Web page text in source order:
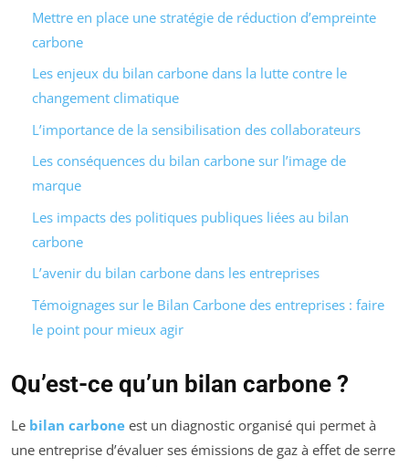
Mettre en place une stratégie de réduction d’empreinte
carbone
Les enjeux du bilan carbone dans la lutte contre le
changement climatique
L’importance de la sensibilisation des collaborateurs
Les conséquences du bilan carbone sur l’image de
marque
Les impacts des politiques publiques liées au bilan
carbone
L’avenir du bilan carbone dans les entreprises
Témoignages sur le Bilan Carbone des entreprises : faire
le point pour mieux agir
Qu’est-ce qu’un bilan carbone ?
Le bilan carbone est un diagnostic organisé qui permet à
une entreprise d’évaluer ses émissions de gaz à effet de serre